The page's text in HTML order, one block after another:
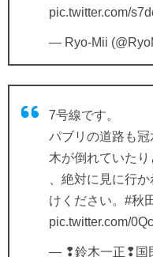
pic.twitter.com/
— Ryo-Mii
7号線です。
パブリの道路も冠
木が倒れていた
、絶対に見に行
けください。 #秋
pic.twitter.com/
— ❢鈴木一正❢国